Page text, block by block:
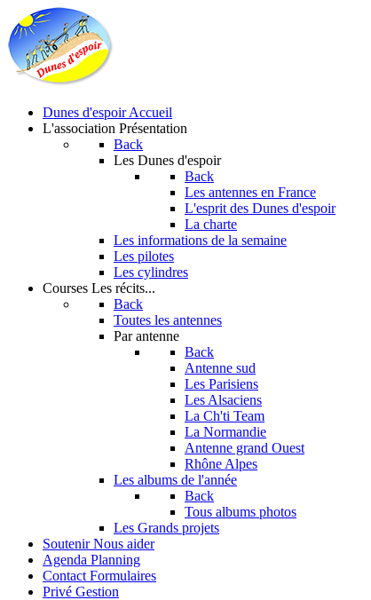
Dunes d'espoir Accueil
L'association Présentation
Back
Les Dunes d'espoir
Back
Les antennes en France
L'esprit des Dunes d'espoir
La charte
Les informations de la semaine
Les pilotes
Les cylindres
Courses Les récits...
Back
Toutes les antennes
Par antenne
Back
Antenne sud
Les Parisiens
Les Alsaciens
La Ch'ti Team
La Normandie
Antenne grand Ouest
Rhône Alpes
Les albums de l'année
Back
Tous albums photos
Les Grands projets
Soutenir Nous aider
Agenda Planning
Contact Formulaires
Privé Gestion